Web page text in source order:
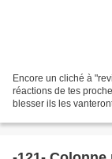
Encore un cliché à
réactions de tes
blesser ils les